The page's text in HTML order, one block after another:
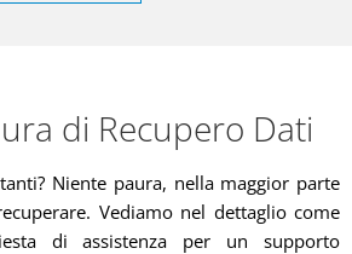
di Recupero Dati
Niente paura, nella maggior parte
Vediamo nel dettaglio come
di assistenza per un supporto